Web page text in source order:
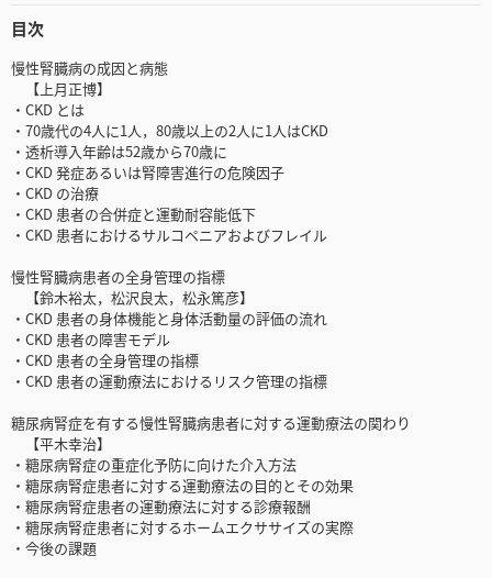
目次
慢性腎臓病の成因と病態
【上月正博】
・CKD とは
・70歳代の4人に1人，80歳以上の2人に1人はCKD
・透析導入年齢は52歳から70歳に
・CKD 発症あるいは腎障害進行の危険因子
・CKD の治療
・CKD 患者の合併症と運動耐容能低下
・CKD 患者におけるサルコペニアおよびフレイル
慢性腎臓病患者の全身管理の指標
【鈴木裕太，松沢良太，松永篤彦】
・CKD 患者の身体機能と身体活動量の評価の流れ
・CKD 患者の障害モデル
・CKD 患者の全身管理の指標
・CKD 患者の運動療法におけるリスク管理の指標
糖尿病腎症を有する慢性腎臓病患者に対する運動療法の関わり
【平木幸治】
・糖尿病腎症の重症化予防に向けた介入方法
・糖尿病腎症患者に対する運動療法の目的とその効果
・糖尿病腎症患者の運動療法に対する診療報酬
・糖尿病腎症患者に対するホームエクササイズの実際
・今後の課題